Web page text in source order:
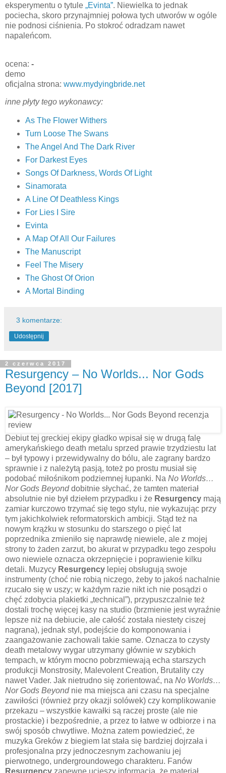
eksperymentu o tytule „Evinta”. Niewielka to jednak
pociecha, skoro przynajmniej połowa tych utworów w ogóle
nie podnosi ciśnienia. Po stokroć odradzam nawet
napaleńcom.
ocena: -
demo
oficjalna strona: www.mydyingbride.net
inne płyty tego wykonawcy:
As The Flower Withers
Turn Loose The Swans
The Angel And The Dark River
For Darkest Eyes
Songs Of Darkness, Words Of Light
Sinamorata
A Line Of Deathless Kings
For Lies I Sire
Evinta
A Map Of All Our Failures
The Manuscript
Feel The Misery
The Ghost Of Orion
A Mortal Binding
3 komentarze:
Udostępnij
2 czerwca 2017
Resurgency – No Worlds... Nor Gods
Beyond [2017]
Debiut tej greckiej ekipy gładko wpisał się w drugą falę
amerykańskiego death metalu sprzed prawie trzydziestu lat
– był typowy i przewidywalny do bólu, ale zagrany bardzo
sprawnie i z należytą pasją, toteż po prostu musiał się
podobać miłośnikom podziemnej łupanki. Na No Worlds…
Nor Gods Beyonddobitnie słychać, że tamten materiał
absolutnie nie był dziełem przypadku i że Resurgency mają
zamiar kurczowo trzymać się tego stylu, nie wykazując przy
tym jakichkolwiek reformatorskich ambicji. Stąd też na
nowym krążku w stosunku do starszego o pięć lat
poprzednika zmieniło się naprawdę niewiele, ale z mojej
strony to żaden zarzut, bo akurat w przypadku tego zespołu
owo niewiele oznacza okrzepnięcie i poprawienie kilku
detali. Muzycy Resurgency lepiej obsługują swoje
instrumenty (choć nie robią niczego, żeby to jakoś nachalnie
rzucało się w uszy; w każdym razie nikt ich nie posądzi o
chęć zdobycia plakietki „technical”), przypuszczalnie też
dostali trochę więcej kasy na studio (brzmienie jest wyraźnie
lepsze niż na debiucie, ale całość została niestety ciszej
nagrana), jednak styl, podejście do komponowania i
zaangażowanie zachowali takie same. Oznacza to czysty
death metalowy wygar utrzymany głównie w szybkich
tempach, w którym mocno pobrzmiewają echa starszych
produkcji Monstrosity, Malevolent Creation, Brutality czy
nawet Vader. Jak nietrudno się zorientować, na No Worlds…
Nor Gods Beyondnie ma miejsca ani czasu na specjalne
zawiłości (również przy okazji solówek) czy komplikowanie
przekazu – wszystkie kawałki są raczej proste (ale nie
prostackie) i bezpośrednie, a przez to łatwe w odbiorze i na
swój sposób chwytliwe. Można zatem powiedzieć, że
muzyka Greków z biegiem lat stała się bardziej dojrzała i
profesjonalna przy jednoczesnym zachowaniu jej
pierwotnego, undergroundowego charakteru. Fanów